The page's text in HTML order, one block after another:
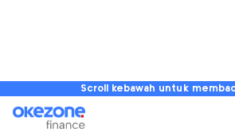
Scroll kebawah untuk